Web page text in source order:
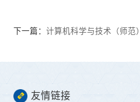
下一篇： 计算机科学与技术（师范）
友情链接